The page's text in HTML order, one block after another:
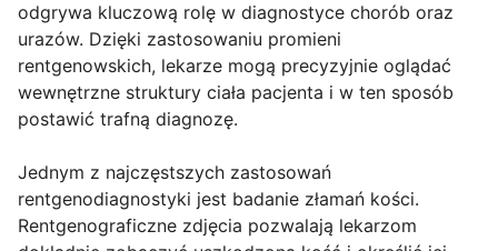
odgrywa kluczową rolę w diagnostyce chorób oraz
urazów. Dzięki zastosowaniu promieni
rentgenowskich, lekarze mogą precyzyjnie oglądać
wewnętrzne struktury ciała pacjenta i w ten sposób
postawić trafną diagnozę.
Jednym z najczęstszych zastosowań
rentgenodiagnostyki jest badanie złamań kości.
Rentgenograficzne zdjęcia pozwalają lekarzom